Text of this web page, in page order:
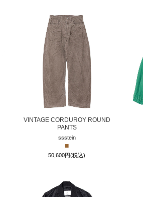
VINTAGE CORDUROY ROUND
PANTS
ssstein
■
50,600円(税込)